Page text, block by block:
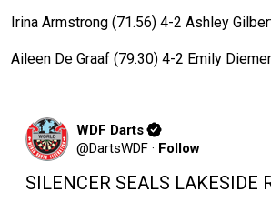
Irina Armstrong (71.56) 4-2 Ashley
Aileen De Graaf (79.30) 4-2 Emily
WDF Darts
@DartsWDF · Follow
SILENCER SEALS LAKESIDE